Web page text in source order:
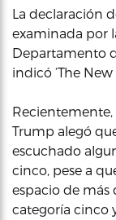
La declaración
examinada por
Departamento
indicó ‘The New
Trump alegó
escuchado
cinco, pese a
espacio de más
categoría cinco